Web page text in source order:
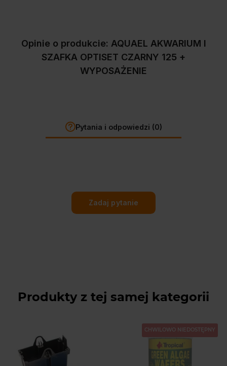
Opinie o produkcie: AQUAEL AKWARIUM I
SZAFKA OPTISET CZARNY 125 +
WYPOSAŻENIE
Pytania i odpowiedzi (0)
Zadaj pytanie
Produkty z tej samej kategorii
CHWILOWO NIEDOSTĘPNY